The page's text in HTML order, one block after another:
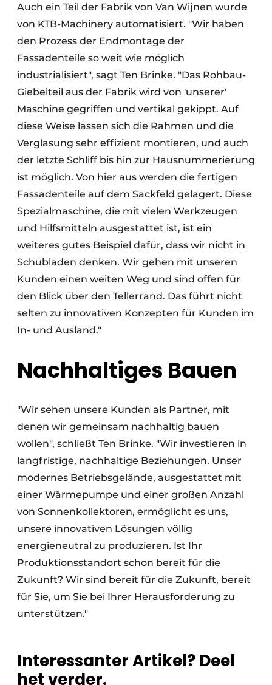
Auch ein Teil der Fabrik von Van Wijnen wurde
von KTB-Machinery automatisiert. "Wir haben
den Prozess der Endmontage der
Fassadenteile so weit wie möglich
industrialisiert", sagt Ten Brinke. "Das Rohbau-
Giebelteil aus der Fabrik wird von 'unserer'
Maschine gegriffen und vertikal gekippt. Auf
diese Weise lassen sich die Rahmen und die
Verglasung sehr effizient montieren, und auch
der letzte Schliff bis hin zur Hausnummerierung
ist möglich. Von hier aus werden die fertigen
Fassadenteile auf dem Sackfeld gelagert. Diese
Spezialmaschine, die mit vielen Werkzeugen
und Hilfsmitteln ausgestattet ist, ist ein
weiteres gutes Beispiel dafür, dass wir nicht in
Schubladen denken. Wir gehen mit unseren
Kunden einen weiten Weg und sind offen für
den Blick über den Tellerrand. Das führt nicht
selten zu innovativen Konzepten für Kunden im
In- und Ausland."
Nachhaltiges Bauen
"Wir sehen unsere Kunden als Partner, mit
denen wir gemeinsam nachhaltig bauen
wollen", schließt Ten Brinke. "Wir investieren in
langfristige, nachhaltige Beziehungen. Unser
modernes Betriebsgelände, ausgestattet mit
einer Wärmepumpe und einer großen Anzahl
von Sonnenkollektoren, ermöglicht es uns,
unsere innovativen Lösungen völlig
energieneutral zu produzieren. Ist Ihr
Produktionsstandort schon bereit für die
Zukunft? Wir sind bereit für die Zukunft, bereit
für Sie, um Sie bei Ihrer Herausforderung zu
unterstützen."
Interessanter Artikel? Deel
het verder.